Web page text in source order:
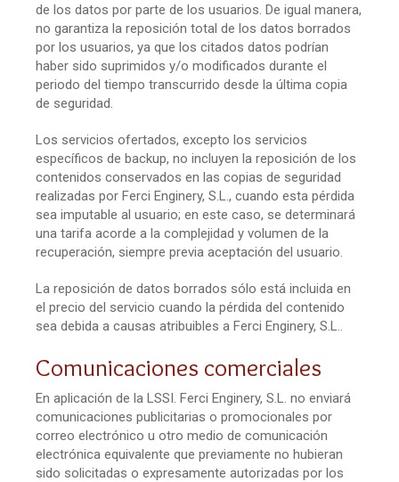
de los datos por parte de los usuarios. De igual manera,
no garantiza la reposición total de los datos borrados
por los usuarios, ya que los citados datos podrían
haber sido suprimidos y/o modificados durante el
periodo del tiempo transcurrido desde la última copia
de seguridad.
Los servicios ofertados, excepto los servicios
específicos de backup, no incluyen la reposición de los
contenidos conservados en las copias de seguridad
realizadas por Ferci Enginery, S.L., cuando esta pérdida
sea imputable al usuario; en este caso, se determinará
una tarifa acorde a la complejidad y volumen de la
recuperación, siempre previa aceptación del usuario.
La reposición de datos borrados sólo está incluida en
el precio del servicio cuando la pérdida del contenido
sea debida a causas atribuibles a Ferci Enginery, S.L..
Comunicaciones comerciales
En aplicación de la LSSI. Ferci Enginery, S.L. no enviará
comunicaciones publicitarias o promocionales por
correo electrónico u otro medio de comunicación
electrónica equivalente que previamente no hubieran
sido solicitadas o expresamente autorizadas por los